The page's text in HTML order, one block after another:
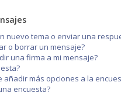
nuevo tema o enviar una
o borrar un mensaje?
una firma a mi mensaje?
añadir más opciones a la
encuesta?